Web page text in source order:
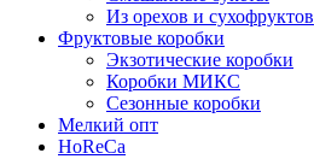
Из орехов и сухофруктов
Фруктовые коробки
Экзотические коробки
Коробки МИКС
Сезонные коробки
Мелкий опт
HoReCa